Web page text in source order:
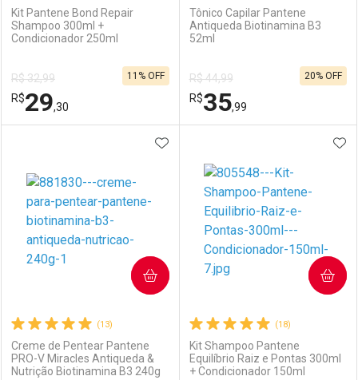
Comprar sem Desconto
Por R$ 44,00/cada
Comprar sem Desconto
Por R$ 44,00/cada
Comprar sem Desconto
Por R$ 44,90/cada
Comprar sem Desconto
Por R$ 44,90/cada
Kit Pantene Bond Repair
Shampoo 300ml +
Condicionador 250ml
R$ 32,99
R$29,30
11% OFF
Laboratório
Por Menos
Tônico Capilar Pantene
Antiqueda Biotinamina B3
52ml
R$ 44,99
R$35,99
20% OFF
Laboratório
Por Menos
(13)
Creme de Pentear Pantene
PRO-V Miracles Antiqueda &
Nutrição Biotinamina B3 240g
ADICIONAR AOS FAVORITOS
COMPRAR
(18)
Kit Shampoo Pantene
Equilíbrio Raiz e Pontas 300ml
+ Condicionador 150ml
COMPRAR